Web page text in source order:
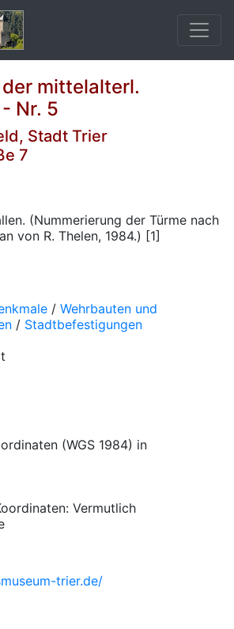
der mittelalterl.
Nr. 5
Stadt Trier
7
(Nummerierung der Türme nach
von R. Thelen, 1984.) [1]
/ Wehrbauten und
/ Stadtbefestigungen
(WGS 1984) in
Vermutlich
trier.de/